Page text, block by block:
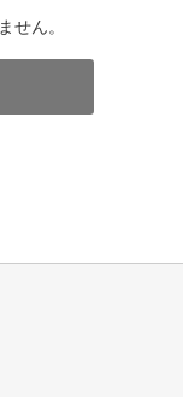
せん。